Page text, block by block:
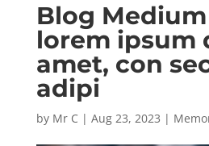
Blog
lorem ipsum
amet, con
adipi
by Mr C | Aug 23, 2023 |